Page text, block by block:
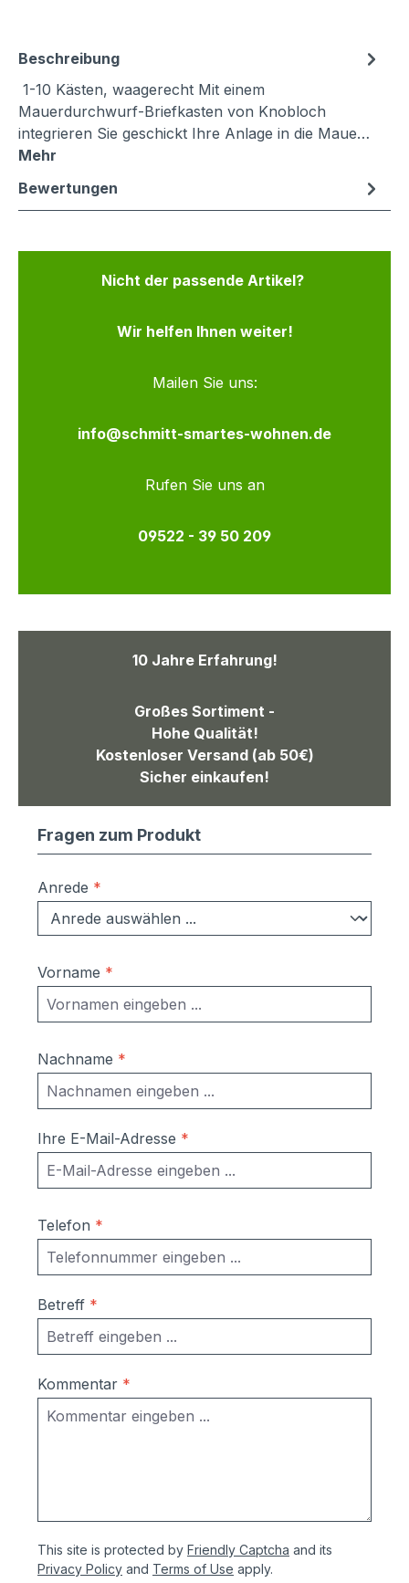
Beschreibung
1-10 Kästen, waagerecht Mit einem
Mauerdurchwurf-Briefkasten von Knobloch
integrieren Sie geschickt Ihre Anlage in die Maue…
Mehr
Bewertungen
Nicht der passende Artikel?
Wir helfen Ihnen weiter!
Mailen Sie uns:
info@schmitt-smartes-wohnen.de
Rufen Sie uns an
09522 - 39 50 209
10 Jahre Erfahrung!
Großes Sortiment -
Hohe Qualität!
Kostenloser Versand (ab 50€)
Sicher einkaufen!
Fragen zum Produkt
Anrede *
Vorname *
Nachname *
Ihre E-Mail-Adresse *
Telefon *
Betreff *
Kommentar *
This site is protected by Friendly Captcha and its
Privacy Policy and Terms of Use apply.